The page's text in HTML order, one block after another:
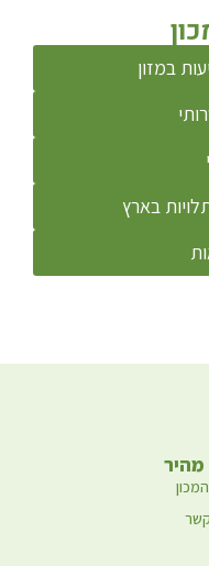
במזון
בארץ
מהיר